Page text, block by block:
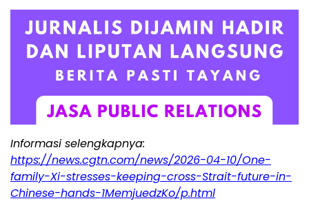
Informasi selengkapnya:
https://news.cgtn.com/news/2026-04-10/One-
family-Xi-stresses-keeping-cross-Strait-future-in-
Chinese-hands-1MemjuedzKo/p.html